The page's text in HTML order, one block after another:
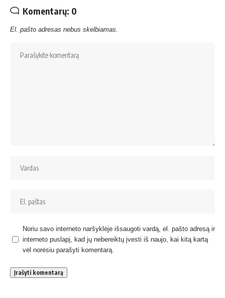
Komentarų: 0
El. pašto adresas nebus skelbiamas.
Noriu savo interneto naršyklėje išsaugoti vardą, el. pašto adresą ir
interneto puslapį, kad jų nebereiktų įvesti iš naujo, kai kitą kartą
vėl norėsiu parašyti komentarą.